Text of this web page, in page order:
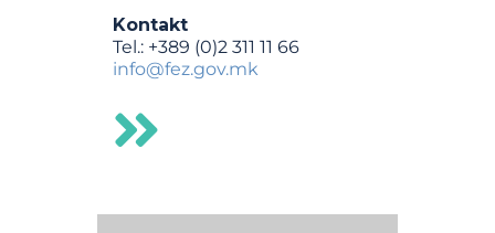
Kontakt
Tel.: +389 (0)2 311 11 66
info@fez.gov.mk